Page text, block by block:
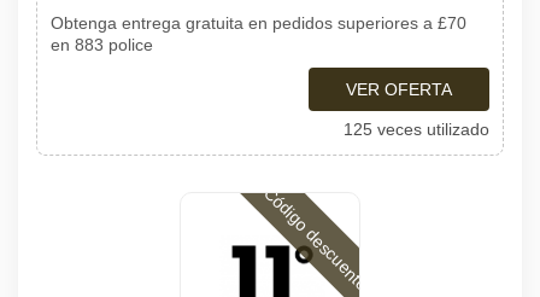
Obtenga entrega gratuita en pedidos superiores a £70
en 883 police
VER OFERTA
125 veces utilizado
Código descuento